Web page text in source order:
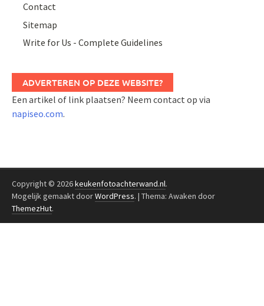
Contact
Sitemap
Write for Us - Complete Guidelines
ADVERTEREN OP DEZE WEBSITE?
Een artikel of link plaatsen? Neem contact op via
napiseo.com.
Copyright © 2026keukenfotoachterwand.nl.
Mogelijk gemaakt doorWordPress. | Thema: Awaken door
ThemezHut.